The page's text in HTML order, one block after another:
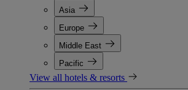
Asia
Europe
Middle East
Pacific
View all hotels & resorts